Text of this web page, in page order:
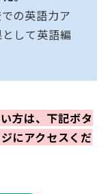
の英語力ア
して英語編
方は、下記ボタ
にアクセスくだ